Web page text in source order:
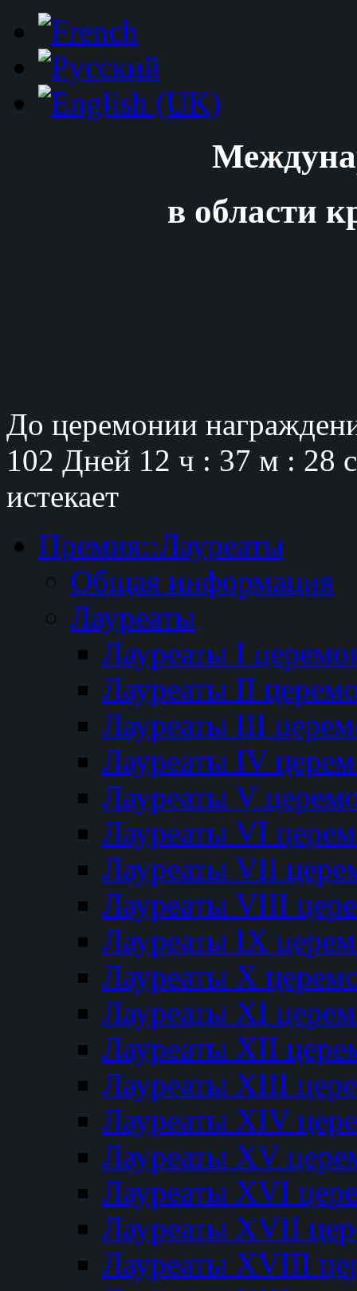
в области
До церемонии
102 Дней 12 ч : 37 м : 27
истекает
Премия::Лауреаты
Общая информация
Лауреаты
Лауреаты I
Лауреаты II
Лауреаты III
Лауреаты IV
Лауреаты V
Лауреаты VI
Лауреаты VII
Лауреаты VIII
Лауреаты IX
Лауреаты Х
Лауреаты XI
Лауреаты XII
Лауреаты XIII
Лауреаты XIV
Лауреаты XV
Лауреаты XVI
Лауреаты XVII
Лауреаты XVIII